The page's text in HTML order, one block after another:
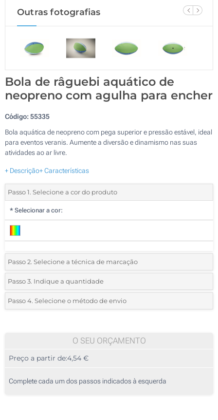
Outras fotografias
Bola de râguebi aquático de
neopreno com agulha para encher
Código:55335
Bola aquática de neopreno com pega superior e pressão estável, ideal
para eventos veranis. Aumente a diversão e dinamismo nas suas
atividades ao ar livre.
+ Descrição+ Características
Passo 1. Selecione a cor do produto
* Selecionar a cor:
Passo 2. Selecione a técnica de marcação
*Selecione o tipo de marcação e as cores do logotipo:
2 Cores (Na frente)
Passo 3. Indique a quantidade
*Quantidade mínima:10
20
50
Passo 4. Selecione o método de envio
O SEU ORÇAMENTO
Preço a partir de:4,54 €
Complete cada um dos passos indicados à esquerda